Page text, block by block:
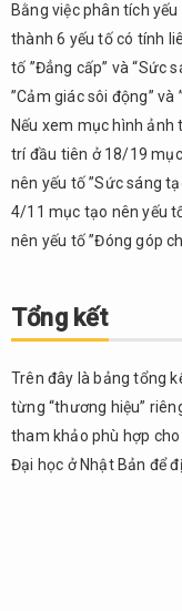
Bằng việc phân tích
thành 6 yếu tố có tính
tố ”Đẳng cấp” và “Sức
”Cảm giác sôi động” và
Nếu xem mục hình
trí đầu tiên ở 18/19
nên yếu tố ”Sức sáng
4/11 mục tạo nên yếu
nên yếu tố ”Đóng góp
Tổng kết
Trên đây là bảng tổng
từng “thương hiệu”
tham khảo phù hợp
Đại học ở Nhật Bản để